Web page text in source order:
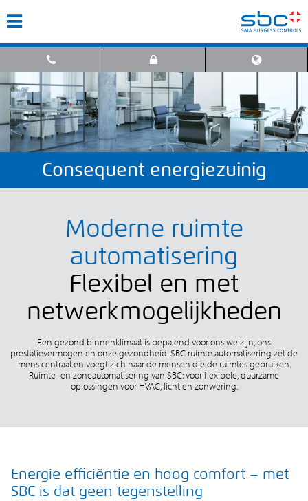
Consequent energiezuinig
Moderne ruimte
automatisering
Flexibel en met
netwerkmogelijkheden
Een gezond binnenklimaat is bepalend voor ons welzijn, ons
prestatievermogen en onze gezondheid. SBC ruimte automatisering zet de
mens centraal en voegt zich naar de mensen die de ruimtes gebruiken.
Ruimte- en zoneautomatisering van SBC: voor flexibele, duurzame
oplossingen voor HVAC, licht en zonwering.
Energie efficiëntie en hoog comfort – met
SBC is dat geen tegenstelling